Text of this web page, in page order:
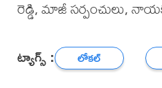
రెడ్డి, మాజీ సర్పంచులు,
ట్యాగ్స్ : లోకల్